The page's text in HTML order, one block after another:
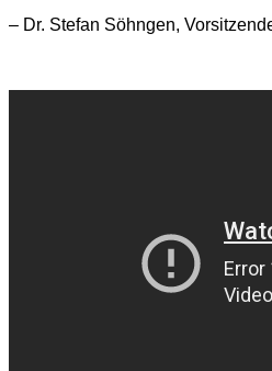
– Dr. Stefan Söhngen,